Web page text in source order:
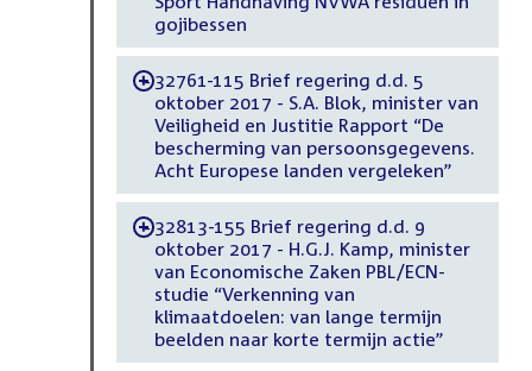
gojibessen
-32761-115 Brief regering d.d. 5
oktober 2017 - S.A. Blok, minister van
Veiligheid en Justitie Rapport “De
bescherming van persoonsgegevens.
Acht Europese landen vergeleken”
-32813-155 Brief regering d.d. 9
oktober 2017 - H.G.J. Kamp, minister
van Economische Zaken PBL/ECN-
studie “Verkenning van
klimaatdoelen: van lange termijn
beelden naar korte termijn actie”